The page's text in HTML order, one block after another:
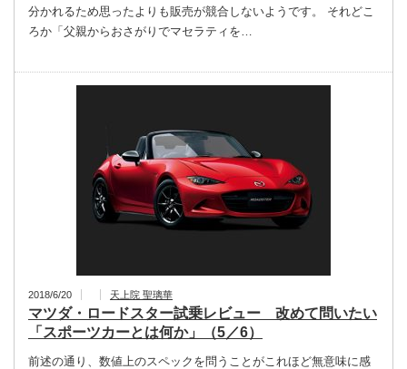
分かれるため思ったよりも販売が競合しないようです。 それどこ
ろか「父親からおさがりでマセラティを…
2018/6/20 天上院 聖璃華
マツダ・ロードスター試乗レビュー 改めて問いたい
「スポーツカーとは何か」（5／6）
前述の通り、数値上のスペックを問うことがこれほど無意味に感